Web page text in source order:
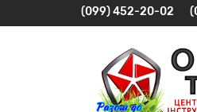
(099) 452-20-02